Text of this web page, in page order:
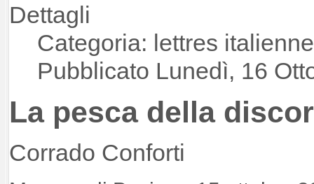
Dettagli
Categoria: lettres
Pubblicato Lunedì, 16
La pesca della
Corrado Conforti